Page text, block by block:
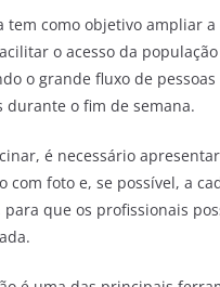
tem como objetivo ampliar
o acesso da
o grande fluxo de
durante o fim de semana.
é necessário
com foto e, se possível, a
para que os profissionais